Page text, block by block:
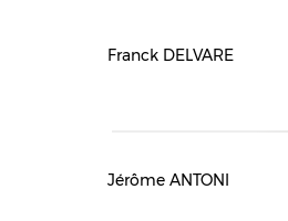
Franck DELVARE
Jérôme ANTONI